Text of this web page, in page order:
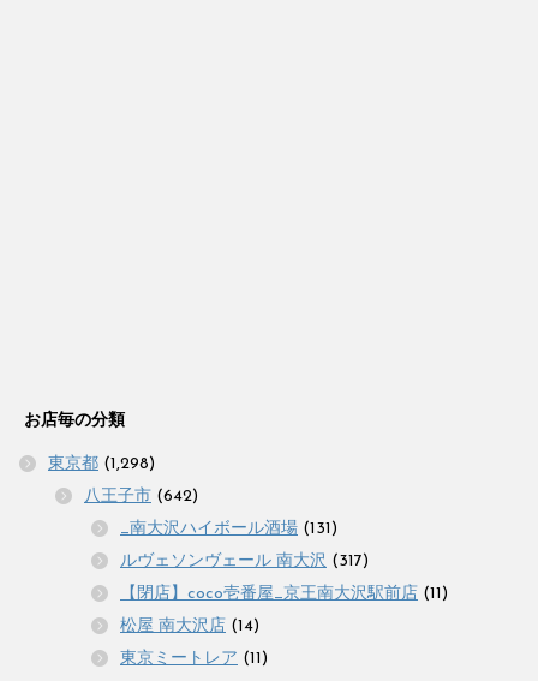
お店毎の分類
東京都 (1,298)
八王子市 (642)
_南大沢ハイボール酒場 (131)
ルヴェソンヴェール 南大沢 (317)
【閉店】coco壱番屋_京王南大沢駅前店 (11)
松屋 南大沢店 (14)
東京ミートレア (11)